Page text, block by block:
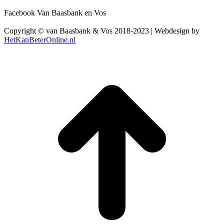
Facebook Van Baasbank en Vos
Copyright © van Baasbank & Vos 2018-2023 | Webdesign by
HetKanBeterOnline.nl